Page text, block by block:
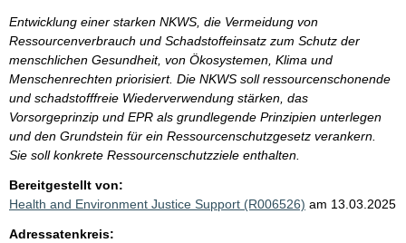
Entwicklung einer starken NKWS, die Vermeidung von
Ressourcenverbrauch und Schadstoffeinsatz zum Schutz der
menschlichen Gesundheit, von Ökosystemen, Klima und
Menschenrechten priorisiert. Die NKWS soll ressourcenschonende
und schadstofffreie Wiederverwendung stärken, das
Vorsorgeprinzip und EPR als grundlegende Prinzipien unterlegen
und den Grundstein für ein Ressourcenschutzgesetz verankern.
Sie soll konkrete Ressourcenschutzziele enthalten.
Bereitgestellt von:
Health and Environment Justice Support (R006526) am 13.03.2025
Adressatenkreis: